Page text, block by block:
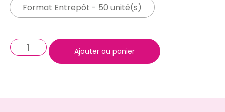
Format Entrepôt - 50 unité(s)
Ajouter au panier